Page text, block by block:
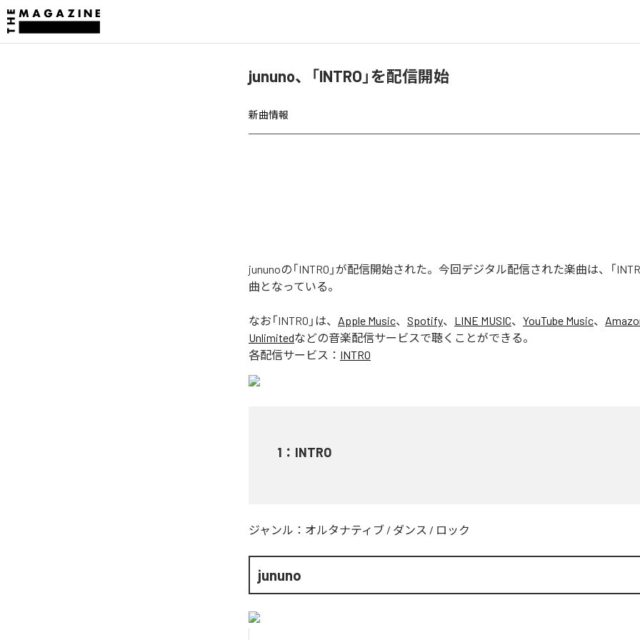
jununo、「INTRO」を配信開始
新曲情報
jununoの「INTRO」が配信開始された。今回デジタル配信された楽曲は、「
曲となっている。
なお「INTRO 」は、 Apple Music、 Spotify、 LINE MUSIC、 YouTube Music、
Unlimitedなどの音楽配信サービスで聴くことができる。
各配信サービス： INTRO
1 ： INTRO
ジャンル： オルタナティブ / ダンス / ロック
jununo